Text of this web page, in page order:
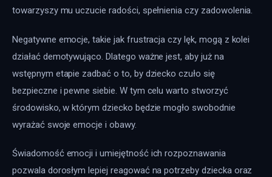
towarzyszy mu uczucie radości, spełnienia czy zadowolenia.
Negatywne emocje, takie jak frustracja czy lęk, mogą z kolei
działać demotywująco. Dlatego ważne jest, aby już na
wstępnym etapie zadbać o to, by dziecko czuło się
bezpieczne i pewne siebie. W tym celu warto stworzyć
środowisko, w którym dziecko będzie mogło swobodnie
wyrażać swoje emocje i obawy.
Świadomość emocji i umiejętność ich rozpoznawania
pozwala dorosłym lepiej reagować na potrzeby dziecka oraz